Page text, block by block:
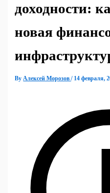
доходности:
новая
ByАлексей Морозов/ 14 февраля,